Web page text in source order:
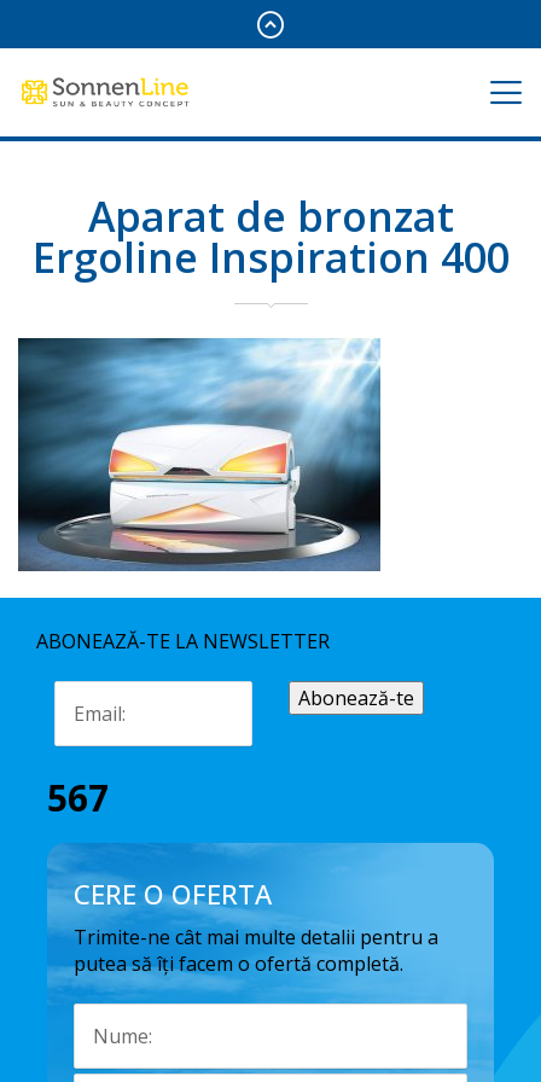
Aparat de bronzat
Ergoline Inspiration 400
ABONEAZĂ-TE LA NEWSLETTER
567
CERE O OFERTA
Trimite-ne cât mai multe detalii pentru a
putea să îți facem o ofertă completă.